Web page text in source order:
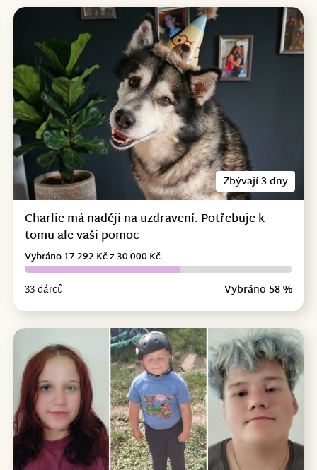
Zbývají 3 dny
Charlie má naději na uzdravení. Potřebuje k
tomu ale vaši pomoc
33 dárců Vybráno 58 %
Vybráno 17 292 Kč z 30 000 Kč